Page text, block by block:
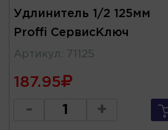
Удлинитель 1/2 125мм
Proffi СервисКлюч
Артикул : 71125
187.95
- +